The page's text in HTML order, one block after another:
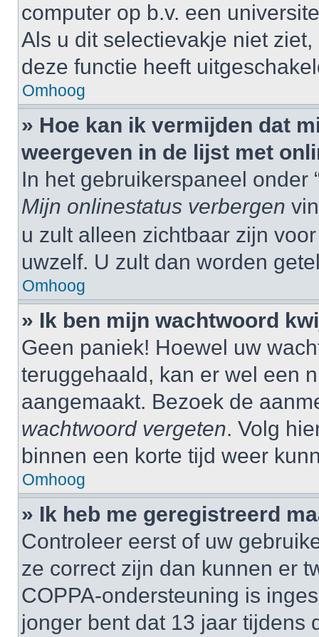
computer op b.v. een
Als u dit selectievakje niet
deze functie heeft
Omhoog
» Hoe kan ik vermijden dat
weergeven in de lijst met
In het gebruikerspaneel onder
Mijn onlinestatus verbergen
u zult alleen zichtbaar zijn
uwzelf. U zult dan worden
Omhoog
» Ik ben mijn wachtwoord
Geen paniek! Hoewel uw
teruggehaald, kan er wel een
aangemaakt. Bezoek de
wachtwoord vergeten. Volg
binnen een korte tijd weer
Omhoog
» Ik heb me geregistreerd
Controleer eerst of uw
ze correct zijn dan kunnen er
COPPA-ondersteuning is
jonger bent dat 13 jaar tijdens